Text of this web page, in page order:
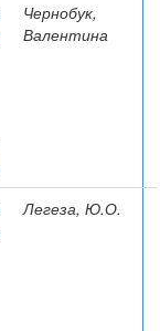
Чернобук,
Валентина
Легеза, Ю.О.